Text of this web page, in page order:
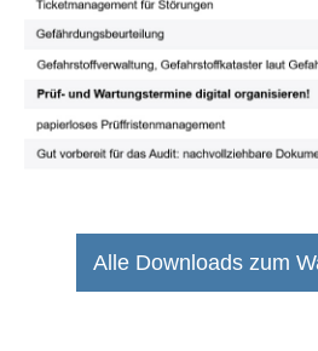
Alle Downloads zum